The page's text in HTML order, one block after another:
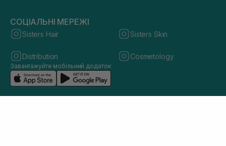
СОЦІАЛЬНІ МЕРЕЖІ
Sisters Hair Sisters Skin
Distribution Cosmetology
Завантажуйте мобільний додаток